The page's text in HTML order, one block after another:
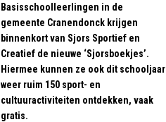
Basisschoolleerlingen in de
gemeente Cranendonck krijgen
binnenkort van Sjors Sportief en
Creatief de nieuwe ‘Sjorsboekjes’.
Hiermee kunnen ze ook dit schooljaar
weer ruim 150 sport- en
cultuuractiviteiten ontdekken, vaak
gratis.